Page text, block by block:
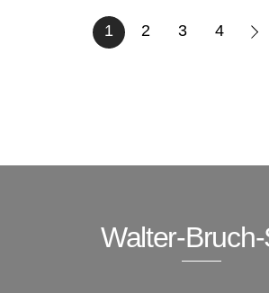
1 2 3 4
Walter-Bruch-